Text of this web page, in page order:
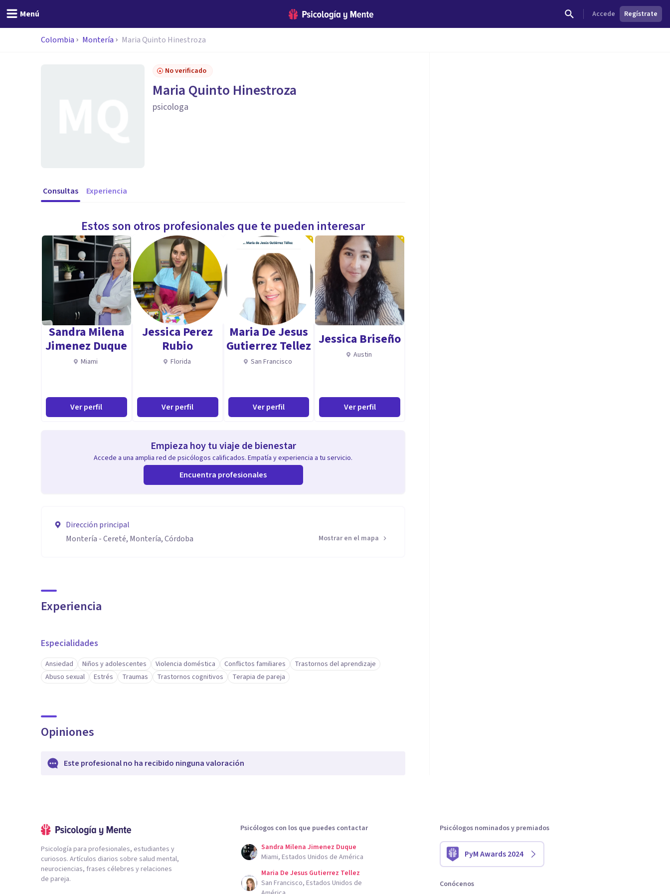
Menú Accede Regístrate
Colombia Montería Maria Quinto Hinestroza
No verificado
Maria Quinto Hinestroza
psicologa
Consultas Experiencia
Estos son otros profesionales que te pueden interesar
Sandra Milena
Jimenez Duque
Miami
Ver perfil
Jessica Perez
Rubio
Florida
Ver perfil
Maria De Jesus
Gutierrez Tellez
San Francisco
Ver perfil
Jessica Briseño
Austin
Ver perfil
Empieza hoy tu viaje de bienestar
Accede a una amplia red de psicólogos calificados. Empatía y experiencia a tu servicio.
Encuentra profesionales
Dirección principal
Montería - Cereté, Montería, Córdoba
Mostrar en el mapa
Experiencia
Especialidades
Ansiedad Niños y adolescentes Violencia doméstica Conflictos familiares
Trastornos del aprendizaje
Abuso sexual
Estrés Traumas Trastornos cognitivos Terapia de pareja
Opiniones
Este profesional no ha recibido ninguna valoración
Psicología para profesionales, estudiantes y
curiosos. Artículos diarios sobre salud mental,
neurociencias, frases célebres y relaciones
de pareja.
Psicólogos con los que puedes contactar
Sandra Milena Jimenez Duque
Miami, Estados Unidos de América
Maria De Jesus Gutierrez Tellez
San Francisco, Estados Unidos de
Psicólogos nominados y premiados
PyM Awards 2024
Conócenos